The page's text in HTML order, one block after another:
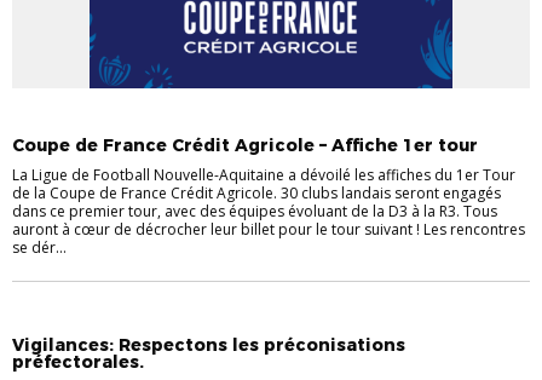
Coupe de France Crédit Agricole – Affiche 1er tour
La Ligue de Football Nouvelle-Aquitaine a dévoilé les affiches du 1er Tour
de la Coupe de France Crédit Agricole. 30 clubs landais seront engagés
dans ce premier tour, avec des équipes évoluant de la D3 à la R3. Tous
auront à cœur de décrocher leur billet pour le tour suivant ! Les rencontres
se dér...
Vigilances: Respectons les préconisations
préfectorales.